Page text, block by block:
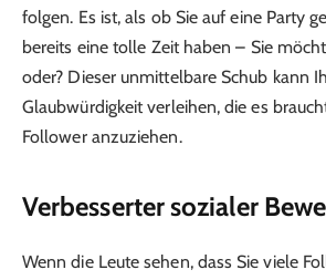
folgen. Es ist, als ob Sie auf eine Party
bereits eine tolle Zeit haben – Sie
oder? Dieser unmittelbare Schub kann
Glaubwürdigkeit verleihen, die es
Follower anzuziehen.
Verbesserter sozialer
Wenn die Leute sehen, dass Sie viele